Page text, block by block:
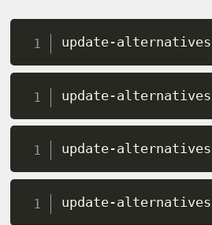
update-
update-
update-
update-